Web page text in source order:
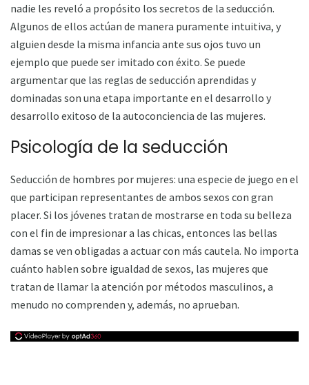
nadie les reveló a propósito los secretos de la seducción.
Algunos de ellos actúan de manera puramente intuitiva, y
alguien desde la misma infancia ante sus ojos tuvo un
ejemplo que puede ser imitado con éxito. Se puede
argumentar que las reglas de seducción aprendidas y
dominadas son una etapa importante en el desarrollo y
desarrollo exitoso de la autoconciencia de las mujeres.
Psicología de la seducción
Seducción de hombres por mujeres: una especie de juego en el
que participan representantes de ambos sexos con gran
placer. Si los jóvenes tratan de mostrarse en toda su belleza
con el fin de impresionar a las chicas, entonces las bellas
damas se ven obligadas a actuar con más cautela. No importa
cuánto hablen sobre igualdad de sexos, las mujeres que
tratan de llamar la atención por métodos masculinos, a
menudo no comprenden y, además, no aprueban.